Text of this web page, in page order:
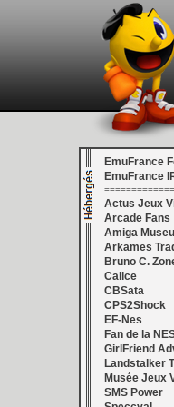
EmuFrance
EmuFrance
Actus Jeux
Arcade Fans
Amiga
Arkames
Bruno C.
Calice
CBSata
CPS2Shock
EF-Nes
Fan de la
GirlFriend
Landstalker
Musée Jeux
SMS Power